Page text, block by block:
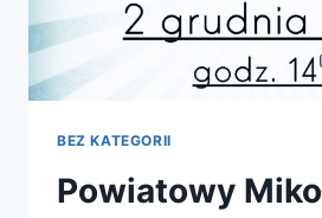
BEZ KATEGORII
Powiatowy